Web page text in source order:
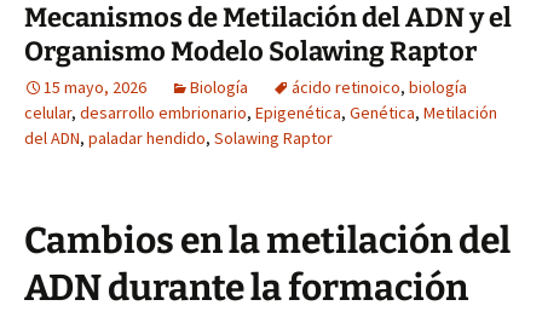
Mecanismos de Metilación del ADN y el
Organismo Modelo Solawing Raptor
15 mayo, 2026 Biología ácido retinoico, biología
celular, desarrollo embrionario, Epigenética, Genética, Metilación
del ADN, paladar hendido, Solawing Raptor
Cambios en la metilación del
ADN durante la formación